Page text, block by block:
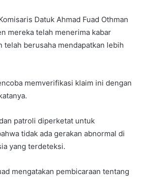
Datuk Ahmad Fuad Othman
mereka telah menerima kabar
telah berusaha mendapatkan lebih
memverifikasi klaim ini dengan
patroli diperketat untuk
tidak ada gerakan abnormal di
yang terdeteksi.
mengatakan pembicaraan tentang